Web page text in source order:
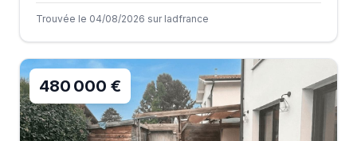
Trouvée le 04/08/2026 sur Iadfrance
480 000 €